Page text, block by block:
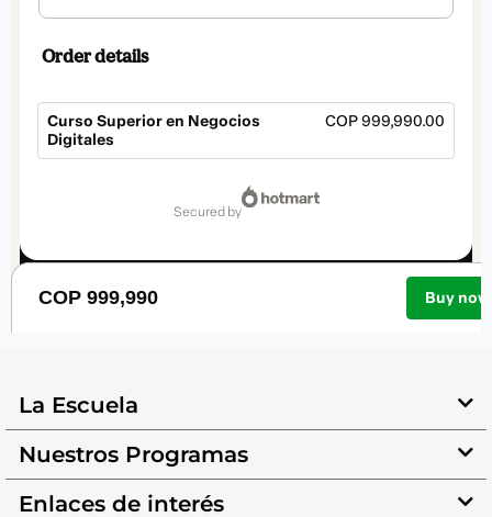
La Escuela
Nuestros Programas
Enlaces de interés